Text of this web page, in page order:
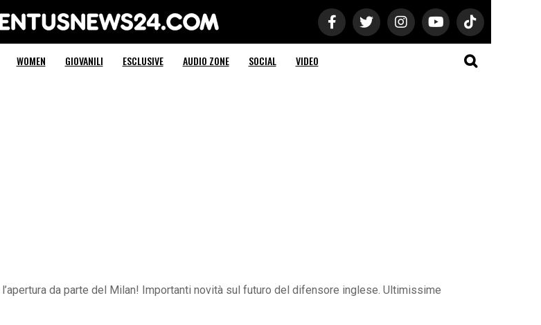
Juventus News 24
WOMEN GIOVANILI ESCLUSIVE AUDIO ZONE SOCIAL VIDEO
da parte del Milan! Importanti novità sul futuro del difensore inglese. Ultimissime